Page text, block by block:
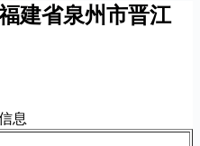
建省泉州市晋江
息